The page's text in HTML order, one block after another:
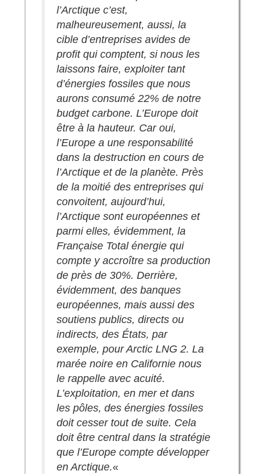
l’Arctique c’est,
malheureusement, aussi, la
cible d’entreprises avides de
profit qui comptent, si nous les
laissons faire, exploiter tant
d’énergies fossiles que nous
aurons consumé 22% de notre
budget carbone. L’Europe doit
être à la hauteur. Car oui,
l’Europe a une responsabilité
dans la destruction en cours de
l’Arctique et de la planète. Près
de la moitié des entreprises qui
convoitent, aujourd’hui,
l’Arctique sont européennes et
parmi elles, évidemment, la
Française Total énergie qui
compte y accroître sa production
de près de 30%. Derrière,
évidemment, des banques
européennes, mais aussi des
soutiens publics, directs ou
indirects, des États, par
exemple, pour Arctic LNG 2. La
marée noire en Californie nous
le rappelle avec acuité.
L’exploitation, en mer et dans
les pôles, des énergies fossiles
doit cesser tout de suite. Cela
doit être central dans la stratégie
que l’Europe compte développer
en Arctique.«